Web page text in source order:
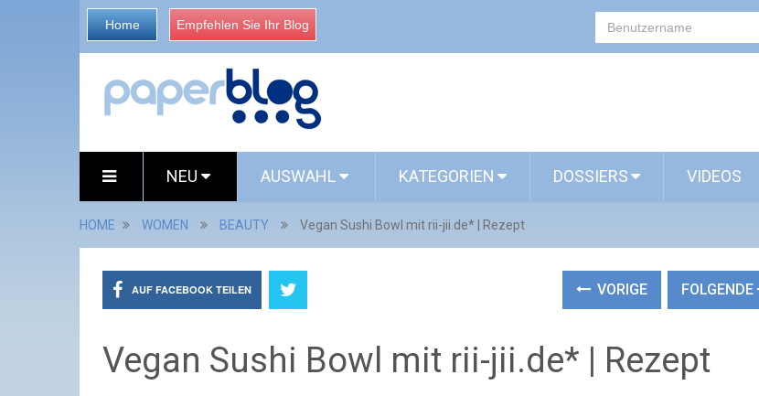
Home Empfehlen Sie Ihr Blog
NEU AUSWAHL KATEGORIEN DOSSIERS VIDEOS
HOME WOMEN BEAUTY Vegan Sushi Bowl mit rii-jii.de* | Rezept
AUF FACEBOOK TEILEN VORIGE FOLGENDE
Vegan Sushi Bowl mit rii-jii.de* | Rezept